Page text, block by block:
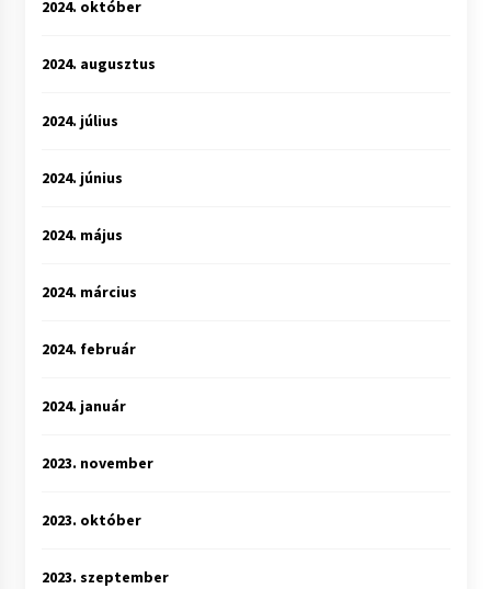
2024. október
2024. augusztus
2024. július
2024. június
2024. május
2024. március
2024. február
2024. január
2023. november
2023. október
2023. szeptember